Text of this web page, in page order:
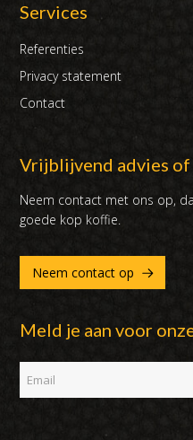
Services
Referenties
Privacy statement
Contact
Vrijblijvend advies of
Neem contact met ons op,
goede kop koffie.
Neem contact op
Meld je aan voor